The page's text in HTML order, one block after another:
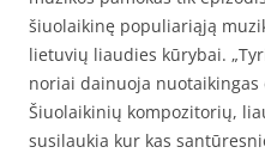
šiuolaikinę populiariąją
lietuvių liaudies kūrybai.
noriai dainuoja nuotaikingas
Šiuolaikinių kompozitorių,
susilaukia kur kas